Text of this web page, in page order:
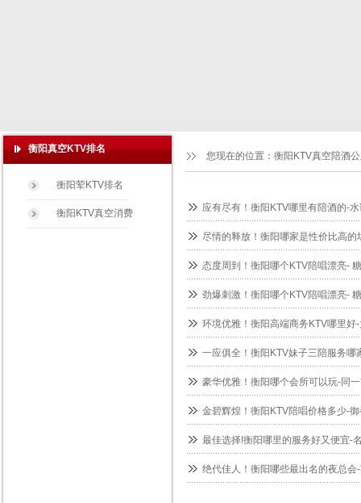
应有尽有！衡阳KTV哪里有陪酒的-
尽情的释放！衡阳哪家是性价比高的
态度周到！衡阳哪个KTV陪唱漂亮-
劲爆刺激！衡阳哪个KTV陪唱漂亮-
环境优雅！衡阳高端商务KTV哪里好
一应俱全！衡阳KTV妹子三陪服务哪
豪华优雅！衡阳哪个会所可以玩-同
金碧辉煌！衡阳KTV陪唱价格多少-
最佳选择!衡阳哪里的服务好又便宜-
绝代佳人！衡阳哪些最出名的夜总会
您现在的位置： 衡阳KTV真空陪酒
衡阳真空KTV排名
衡阳荤KTV排名
衡阳KTV真空消费